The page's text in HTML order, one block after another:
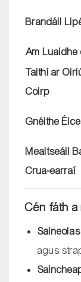
Brandáil
Am
Taithí ar
Coirp
Gnéithe
Meaitseáil
Crua-earraí
Cén fáth
agus